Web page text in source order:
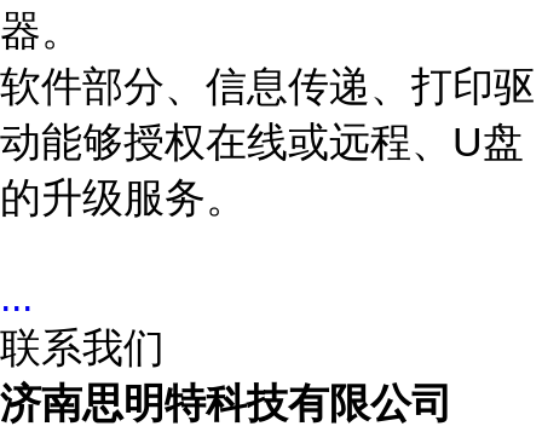
器。
软件部分、信息传递、打印驱
动能够授权在线或远程、U盘
的升级服务。
...
联系我们
济南思明特科技有限公司